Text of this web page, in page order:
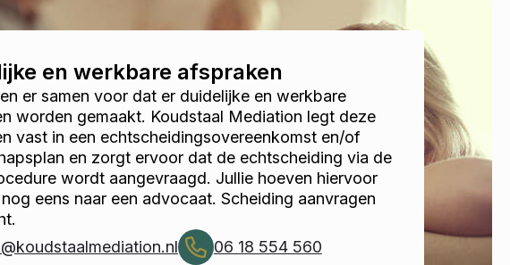
en werkbare afspraken
er samen voor dat er duidelijke en werkbare
worden gemaakt. Koudstaal Mediation legt deze
vast in een echtscheidingsovereenkomst en/of
en zorgt ervoor dat de echtscheiding via de
wordt aangevraagd. Jullie hoeven hiervoor
eens naar een advocaat. Scheiding aanvragen
06 18 554 560